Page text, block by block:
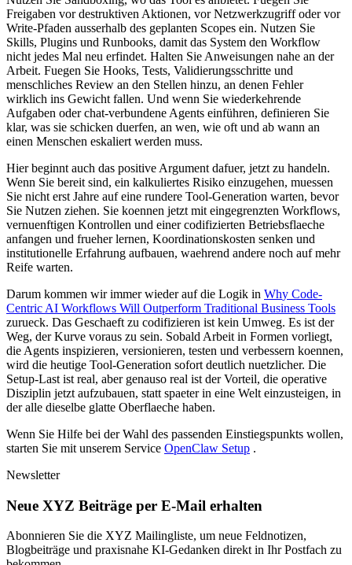
Freigaben vor destruktiven Aktionen, vor Netzwerkzugriff oder vor
Write-Pfaden ausserhalb des geplanten Scopes ein. Nutzen Sie
Skills, Plugins und Runbooks, damit das System den Workflow
nicht jedes Mal neu erfindet. Halten Sie Anweisungen nahe an der
Arbeit. Fuegen Sie Hooks, Tests, Validierungsschritte und
menschliches Review an den Stellen hinzu, an denen Fehler
wirklich ins Gewicht fallen. Und wenn Sie wiederkehrende
Aufgaben oder chat-verbundene Agents einführen, definieren Sie
klar, was sie schicken duerfen, an wen, wie oft und ab wann an
einen Menschen eskaliert werden muss.
Hier beginnt auch das positive Argument dafuer, jetzt zu handeln.
Wenn Sie bereit sind, ein kalkuliertes Risiko einzugehen, muessen
Sie nicht erst Jahre auf eine rundere Tool-Generation warten, bevor
Sie Nutzen ziehen. Sie koennen jetzt mit eingegrenzten Workflows,
vernuenftigen Kontrollen und einer codifizierten Betriebsflaeche
anfangen und frueher lernen, Koordinationskosten senken und
institutionelle Erfahrung aufbauen, waehrend andere noch auf mehr
Reife warten.
Darum kommen wir immer wieder auf die Logik in Why Code-
Centric AI Workflows Will Outperform Traditional Business Tools
zurueck. Das Geschaeft zu codifizieren ist kein Umweg. Es ist der
Weg, der Kurve voraus zu sein. Sobald Arbeit in Formen vorliegt,
die Agents inspizieren, versionieren, testen und verbessern koennen,
wird die heutige Tool-Generation sofort deutlich nuetzlicher. Die
Setup-Last ist real, aber genauso real ist der Vorteil, die operative
Disziplin jetzt aufzubauen, statt spaeter in eine Welt einzusteigen, in
der alle dieselbe glatte Oberflaeche haben.
Wenn Sie Hilfe bei der Wahl des passenden Einstiegspunkts wollen,
starten Sie mit unserem Service OpenClaw Setup .
Newsletter
Neue XYZ Beiträge per E-Mail erhalten
Abonnieren Sie die XYZ Mailingliste, um neue Feldnotizen,
Blogbeiträge und praxisnahe KI-Gedanken direkt in Ihr Postfach zu